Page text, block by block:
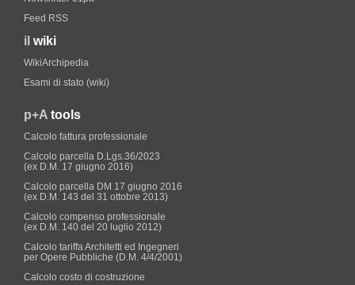
Feed RSS
il wiki
WikiArchipedia
Esami di stato (wiki)
p+A tools
Calcolo fattura professionale
Calcolo parcella D.Lgs.36/2023
(ex D.M. 17 giugno 2016)
Calcolo parcella DM 17 giugno 2016
(ex D.M. 143 del 31 ottobre 2013)
Calcolo compenso professionale
(ex D.M. 140 del 20 luglio 2012)
Calcolo tariffa Architetti ed Ingegneri
per Opere Pubbliche (D.M. 4/4/2001)
Calcolo costo di costruzione